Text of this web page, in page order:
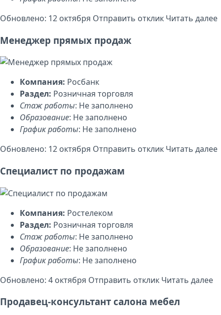
Обновлено: 12 октября Отправить отклик Читать далее
Менеджер прямых продаж
Компания: Росбанк
Раздел: Розничная торговля
Стаж работы: Не заполнено
Образование: Не заполнено
График работы: Не заполнено
Обновлено: 12 октября Отправить отклик Читать далее
Специалист по продажам
Компания: Ростелеком
Раздел: Розничная торговля
Стаж работы: Не заполнено
Образование: Не заполнено
График работы: Не заполнено
Обновлено: 4 октября Отправить отклик Читать далее
Продавец-консультант салона мебел